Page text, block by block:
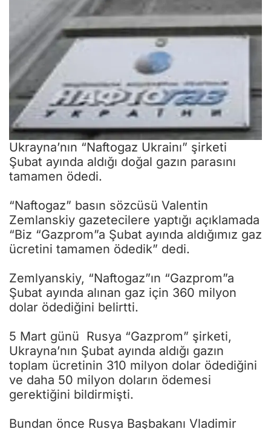
Ukrayna’nın “Naftogaz Ukrainı” şirketi
Şubat ayında aldığı doğal gazın parasını
tamamen ödedi.
“Naftogaz” basın sözcüsü Valentin
Zemlanskiy gazetecilere yaptığı açıklamada
“Biz “Gazprom”a Şubat ayında aldığımız gaz
ücretini tamamen ödedik” dedi.
Zemlyanskiy, “Naftogaz”ın “Gazprom”a
Şubat ayında alınan gaz için 360 milyon
dolar ödediğini belirtti.
5 Mart günü Rusya “Gazprom” şirketi,
Ukrayna’nın Şubat ayında aldığı gazın
toplam ücretinin 310 milyon dolar ödediğini
ve daha 50 milyon doların ödemesi
gerektiğini bildirmişti.
Bundan önce Rusya Başbakanı Vladimir